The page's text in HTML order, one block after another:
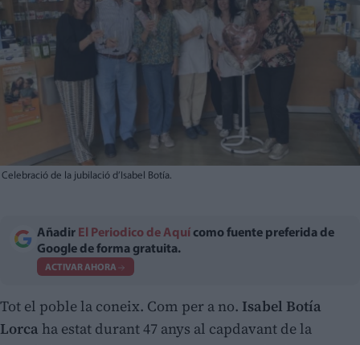
Celebració de la jubilació d’Isabel Botía.
Añadir El Periodico de Aquí como fuente preferida de
Google de forma gratuita.
ACTIVAR AHORA
Tot el poble la coneix. Com per a no. Isabel Botía
Lorca ha estat durant 47 anys al capdavant de la